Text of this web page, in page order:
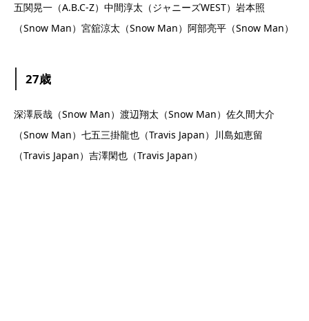
五関晃一（A.B.C-Z）中間淳太（ジャニーズWEST）岩本照
（Snow Man）宮舘涼太（Snow Man）阿部亮平（Snow Man）
27歳
深澤辰哉（Snow Man）渡辺翔太（Snow Man）佐久間大介
（Snow Man）七五三掛龍也（Travis Japan）川島如恵留
（Travis Japan）吉澤閑也（Travis Japan）